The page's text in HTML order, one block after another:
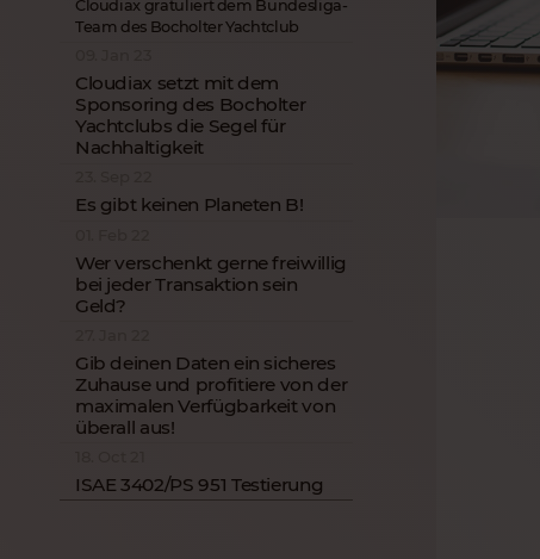
Cloudiax gratuliert dem Bundesliga-
Team des Bocholter Yachtclub
Cloudiax setzt mit dem
Sponsoring des Bocholter
Yachtclubs die Segel für
Nachhaltigkeit
Es gibt keinen Planeten B!
Wer verschenkt gerne freiwillig
bei jeder Transaktion sein
Geld?
Gib deinen Daten ein sicheres
Zuhause und profitiere von der
maximalen Verfügbarkeit von
überall aus!
ISAE 3402/PS 951 Testierung